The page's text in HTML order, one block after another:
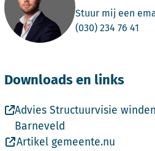
Stuur mij een
(030) 234 76 41
Downloads en links
Advies Structuurvisie
Barneveld
Artikel gemeente.nu
Deze link leidt naar een